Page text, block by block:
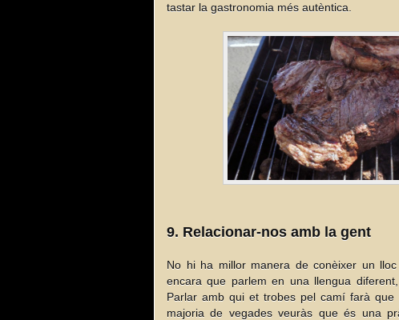
tastar la gastronomia més autèntica.
9. Relacionar-nos amb la gent
No hi ha millor manera de conèixer un
encara que parlem en una llengua
Parlar amb qui et trobes pel camí farà
majoria de vegades veuràs que és una